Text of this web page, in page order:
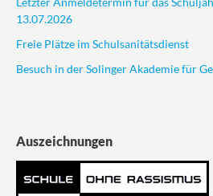
13.07.2026
Freie Plätze im Schulsanitätsdienst
Besuch in der Solinger Akademie für
Auszeichnungen